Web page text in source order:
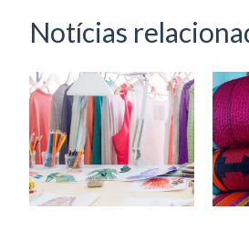
Notícias